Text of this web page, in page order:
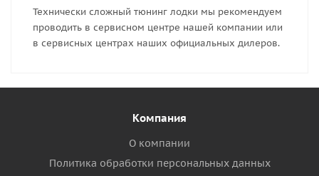
Технически сложный тюнинг лодки мы рекомендуем
проводить в сервисном центре нашей компании или
в сервисных центрах наших официальных дилеров.
Компания
О компании
Политика обработки персональных данных